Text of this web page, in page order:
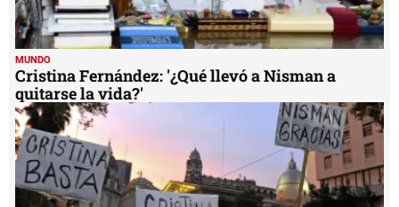
MUNDO
Cristina Fernández: '¿Qué llevó a Nisman a
quitarse la vida?'